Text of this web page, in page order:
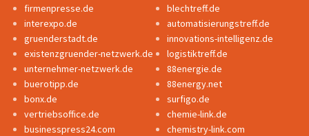
firmenpresse.de
interexpo.de
gruenderstadt.de
existenzgruender-netzwerk.de
unternehmer-netzwerk.de
buerotipp.de
bonx.de
vertriebsoffice.de
businesspress24.com
blechtreff.de
automatisierungstreff.de
innovations-intelligenz.de
logistiktreff.de
88energie.de
88energy.net
surfigo.de
chemie-link.de
chemistry-link.com